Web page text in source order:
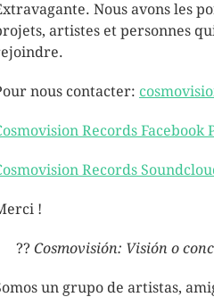
Nous avons les
artistes et personnes
nous contacter:
Records Facebook
Records
!
?? Cosmovisión: Visión o
un grupo de artistas,